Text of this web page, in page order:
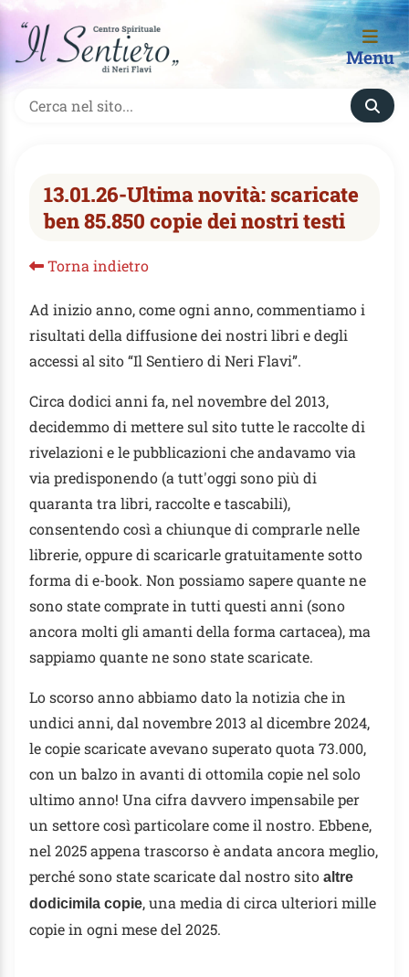
Menu
13.01.26-Ultima novità: scaricate
ben 85.850 copie dei nostri testi
Torna indietro
Ad inizio anno, come ogni anno, commentiamo i
risultati della diffusione dei nostri libri e degli
accessi al sito “Il Sentiero di Neri Flavi”.
Circa dodici anni fa, nel novembre del 2013,
decidemmo di mettere sul sito tutte le raccolte di
rivelazioni e le pubblicazioni che andavamo via
via predisponendo (a tutt'oggi sono più di
quaranta tra libri, raccolte e tascabili),
consentendo così a chiunque di comprarle nelle
librerie, oppure di scaricarle gratuitamente sotto
forma di e-book. Non possiamo sapere quante ne
sono state comprate in tutti questi anni (sono
ancora molti gli amanti della forma cartacea), ma
sappiamo quante ne sono state scaricate.
Lo scorso anno abbiamo dato la notizia che in
undici anni, dal novembre 2013 al dicembre 2024,
le copie scaricate avevano superato quota 73.000,
con un balzo in avanti di ottomila copie nel solo
ultimo anno! Una cifra davvero impensabile per
un settore così particolare come il nostro. Ebbene,
nel 2025 appena trascorso è andata ancora meglio,
perché sono state scaricate dal nostro sito altre
dodicimila copie, una media di circa ulteriori mille
copie in ogni mese del 2025.